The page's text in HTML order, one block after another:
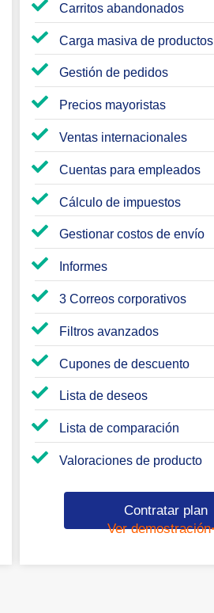
Carritos abandonados
Carga masiva de productos
Gestión de pedidos
Precios mayoristas
Ventas internacionales
Cuentas para empleados
Cálculo de impuestos
Gestionar costos de envío
Informes
3 Correos corporativos
Filtros avanzados
Cupones de descuento
Lista de deseos
Lista de comparación
Valoraciones de producto
Contratar plan
Ver demostración